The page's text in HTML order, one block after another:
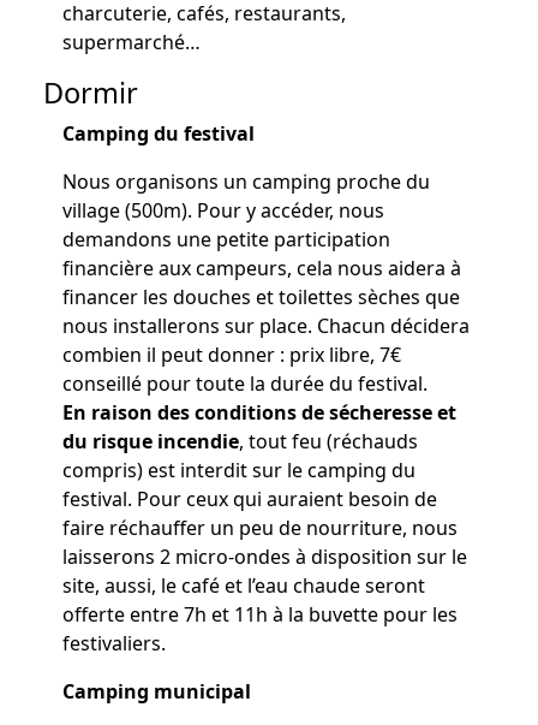
charcuterie, cafés, restaurants,
supermarché…
Dormir
Camping du festival
Nous organisons un camping proche du
village (500m). Pour y accéder, nous
demandons une petite participation
financière aux campeurs, cela nous aidera à
financer les douches et toilettes sèches que
nous installerons sur place. Chacun décidera
combien il peut donner : prix libre, 7€
conseillé pour toute la durée du festival.
En raison des conditions de sécheresse et
du risque incendie, tout feu (réchauds
compris) est interdit sur le camping du
festival. Pour ceux qui auraient besoin de
faire réchauffer un peu de nourriture, nous
laisserons 2 micro-ondes à disposition sur le
site, aussi, le café et l’eau chaude seront
offerte entre 7h et 11h à la buvette pour les
festivaliers.
Camping municipal